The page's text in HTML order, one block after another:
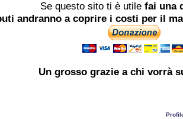
Se questo sito ti è utile fai una
andranno a coprire i costi per il
Un grosso grazie a chi vorrà